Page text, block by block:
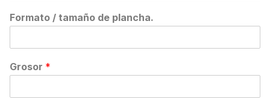
Formato / tamaño de plancha.
Grosor *